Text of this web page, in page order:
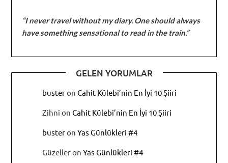
“I never travel without my diary. One should always
have something sensational to read in the train.”
GELEN YORUMLAR
busteronCahit Külebi’nin En İyi 10 Şiiri
Zihni onCahit Külebi’nin En İyi 10 Şiiri
busteronYas Günlükleri #4
GüzelleronYas Günlükleri #4